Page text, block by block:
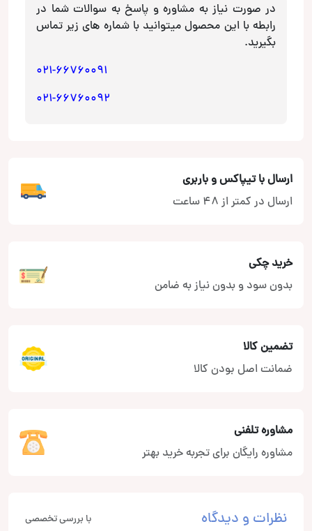
در صورت نیاز به مشاوره و پاسخ به سوالات شما در
رابطه با این محصول میتوانید با شماره های زیر تماس
بگیرید.
021-66760091
021-66760092
ارسال با تیپاکس و باربری
ارسال در کمتر از 48 ساعت
خرید چکی
بدون سود و بدون نیاز به ضامن
تضمین کالا
ضمانت اصل بودن کالا
مشاوره تلفنی
مشاوره رایگان برای تجربه خرید بهتر
نظرات و دیدگاه با بررسی تخصصی